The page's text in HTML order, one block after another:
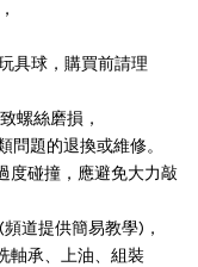
具球，購買前請理
螺絲磨損，
問題的退換或維修。
度碰撞，應避免大力敲
道提供簡易教學)，
軸承、上油、組裝